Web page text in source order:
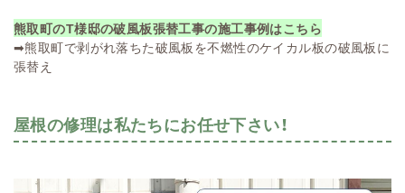
熊取町のT様邸の破風板張替工事の施工事例はこちら
➡熊取町で剥がれ落ちた破風板を不燃性のケイカル板の破風板に
張替え
屋根の修理は私たちにお任せ下さい！